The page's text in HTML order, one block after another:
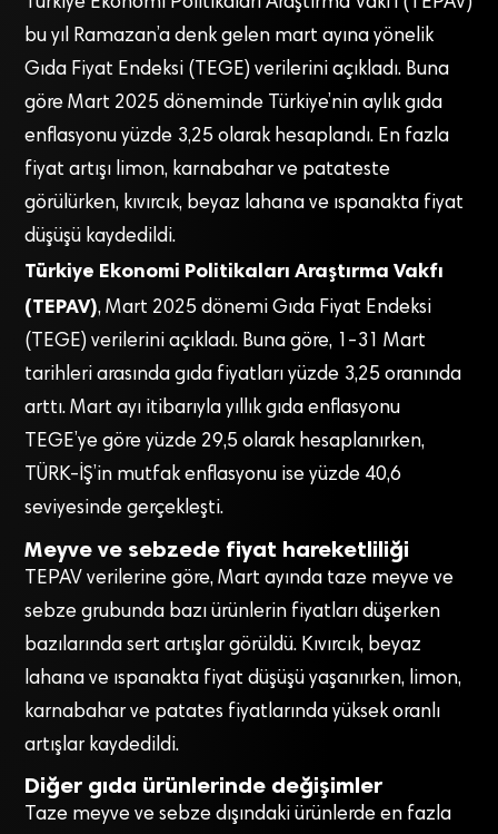
bu yıl Ramazan’a denk gelen mart ayına yönelik
Gıda Fiyat Endeksi (TEGE) verilerini açıkladı. Buna
göre Mart 2025 döneminde Türkiye’nin aylık gıda
enflasyonu yüzde 3,25 olarak hesaplandı. En fazla
fiyat artışı limon, karnabahar ve patateste
görülürken, kıvırcık, beyaz lahana ve ıspanakta fiyat
düşüşü kaydedildi.
Türkiye Ekonomi Politikaları Araştırma Vakfı
(TEPAV), Mart 2025 dönemi Gıda Fiyat Endeksi
(TEGE) verilerini açıkladı. Buna göre, 1-31 Mart
tarihleri arasında gıda fiyatları yüzde 3,25 oranında
arttı. Mart ayı itibarıyla yıllık gıda enflasyonu
TEGE’ye göre yüzde 29,5 olarak hesaplanırken,
TÜRK-İŞ’in mutfak enflasyonu ise yüzde 40,6
seviyesinde gerçekleşti.
Meyve ve sebzede fiyat hareketliliği
TEPAV verilerine göre, Mart ayında taze meyve ve
sebze grubunda bazı ürünlerin fiyatları düşerken
bazılarında sert artışlar görüldü. Kıvırcık, beyaz
lahana ve ıspanakta fiyat düşüşü yaşanırken, limon,
karnabahar ve patates fiyatlarında yüksek oranlı
artışlar kaydedildi.
Diğer gıda ürünlerinde değişimler
Taze meyve ve sebze dışındaki ürünlerde en fazla